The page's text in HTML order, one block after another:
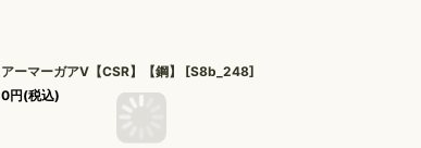
アーマーガアV【CSR】【鋼】 [S8b_248]
0円(税込)